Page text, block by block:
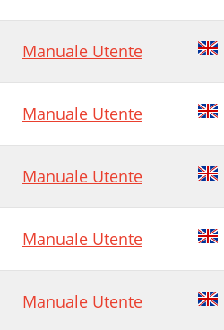
Manuale Utente
Manuale Utente
Manuale Utente
Manuale Utente
Manuale Utente